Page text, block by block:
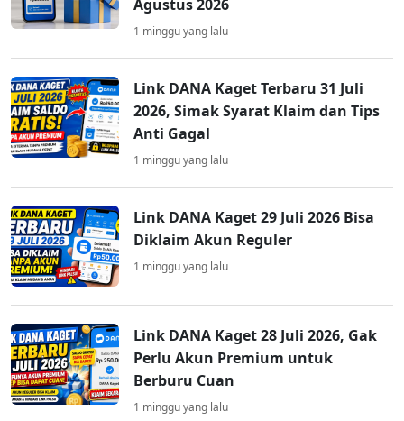
Agustus 2026
1 minggu yang lalu
Link DANA Kaget Terbaru 31 Juli
2026, Simak Syarat Klaim dan Tips
Anti Gagal
1 minggu yang lalu
Link DANA Kaget 29 Juli 2026 Bisa
Diklaim Akun Reguler
1 minggu yang lalu
Link DANA Kaget 28 Juli 2026, Gak
Perlu Akun Premium untuk
Berburu Cuan
1 minggu yang lalu